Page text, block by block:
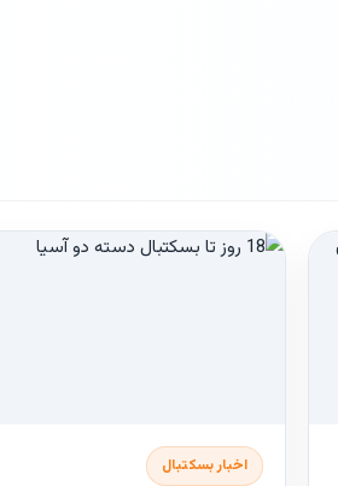
اخبار بسکتبال